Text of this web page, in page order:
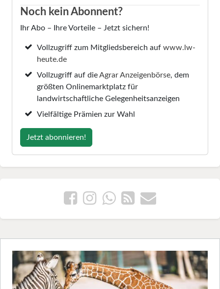
Noch kein Abonnent?
Ihr Abo – Ihre Vorteile – Jetzt sichern!
Vollzugriff zum Mitgliedsbereich aufwww.lw-
heute.de
Vollzugriff auf dieAgrar Anzeigenbörse, dem
größten Onlinemarktplatz für
landwirtschaftliche Gelegenheitsanzeigen
Vielfältige Prämien zur Wahl
Jetzt abonnieren!